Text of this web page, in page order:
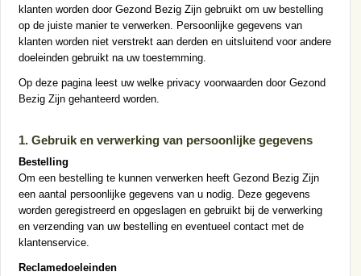
klanten worden door Gezond Bezig Zijn gebruikt om uw bestelling
op de juiste manier te verwerken. Persoonlijke gegevens van
klanten worden niet verstrekt aan derden en uitsluitend voor andere
doeleinden gebruikt na uw toestemming.
Op deze pagina leest uw welke privacy voorwaarden door Gezond
Bezig Zijn gehanteerd worden.
1. Gebruik en verwerking van persoonlijke gegevens
Bestelling
Om een bestelling te kunnen verwerken heeft Gezond Bezig Zijn
een aantal persoonlijke gegevens van u nodig. Deze gegevens
worden geregistreerd en opgeslagen en gebruikt bij de verwerking
en verzending van uw bestelling en eventueel contact met de
klantenservice.
Reclamedoeleinden